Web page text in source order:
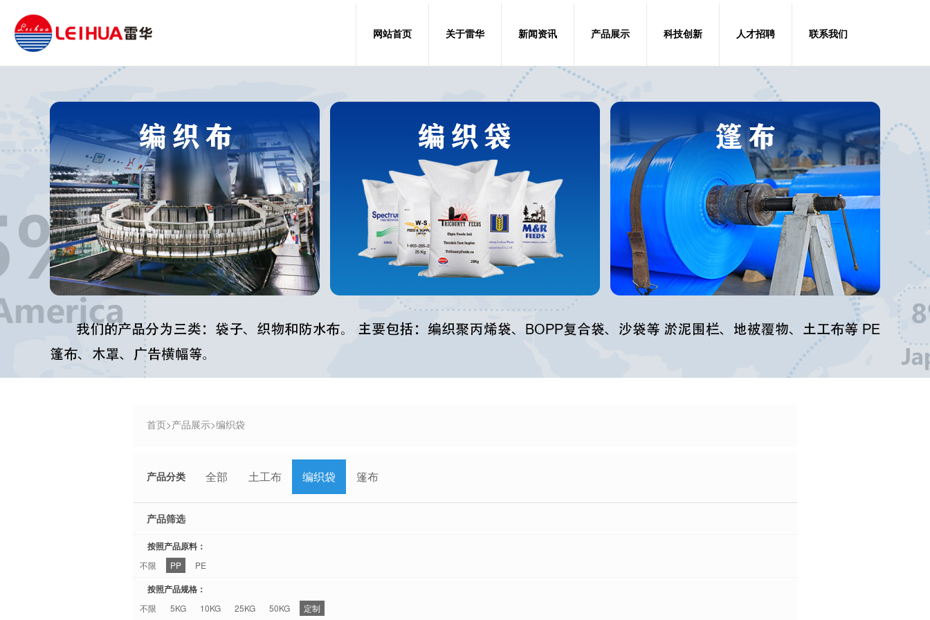
网站首页 关于雷华 新闻资讯 产品展示 科技创新 人才招聘 联系我们
首页>产品展示>编织袋
产品分类 全部 土工布 编织袋 篷布
产品筛选
按照产品原料：
不限 PP PE
按照产品规格：
不限 5KG 10KG 25KG 50KG 定制